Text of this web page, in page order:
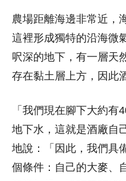
農場距離海邊非常近，
這裡形成獨特的沿海微
呎深的地下，有一層天
存在黏土層上方，因此
「我們現在腳下大約
地下水，這就是酒廠自
地說：「因此，我們具
個條件：自己的大麥、